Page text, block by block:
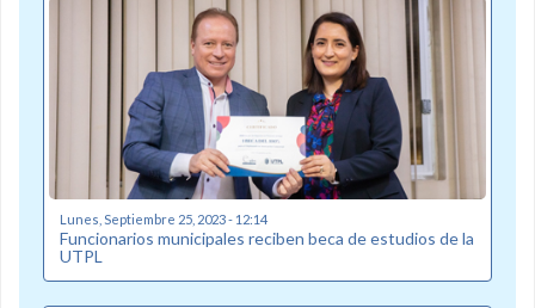
Lunes, Septiembre 25, 2023 - 12:14
Funcionarios municipales reciben beca de estudios de la
UTPL